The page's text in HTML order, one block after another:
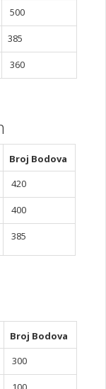
500
385
360
Broj Bodova
420
400
385
Broj Bodova
300